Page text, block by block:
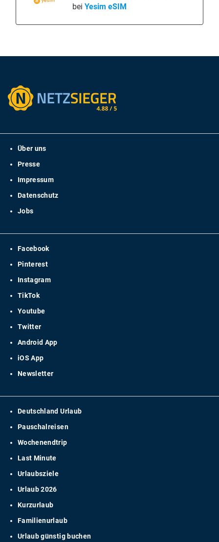
bei Yesim eSIM
Über uns
Presse
Impressum
Datenschutz
Jobs
Facebook
Pinterest
Instagram
TikTok
Youtube
Twitter
Android App
iOS App
Newsletter
Deutschland Urlaub
Pauschalreisen
Wochenendtrip
Last Minute
Urlaubsziele
Urlaub 2026
Kurzurlaub
Familienurlaub
Urlaub günstig buchen